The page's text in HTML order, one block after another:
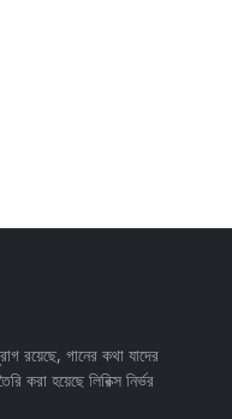
রয়েছে, গানের কথা যাদের
করা হয়েছে লিরিক্স নির্ভর